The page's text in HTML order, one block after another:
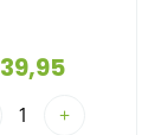
39,95
+